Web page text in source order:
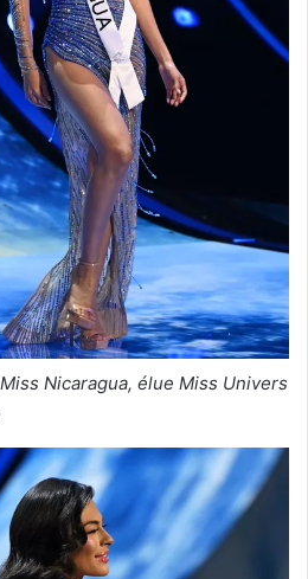
Nicaragua, élue Miss Univers